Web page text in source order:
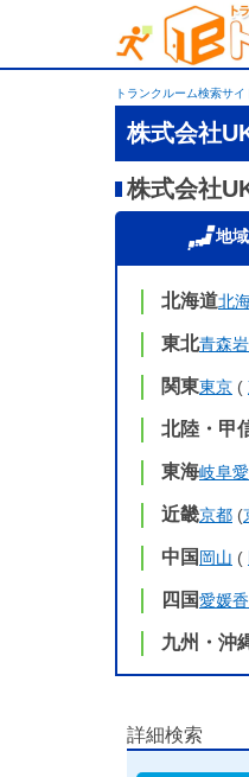
トランクルーム検索サイ
株式会社
株式会社
地
北海道北
東北青森
関東東京 (
北陸・甲
東海岐阜
近畿京都 (
中国岡山 (
四国愛媛
九州・沖
詳細検索